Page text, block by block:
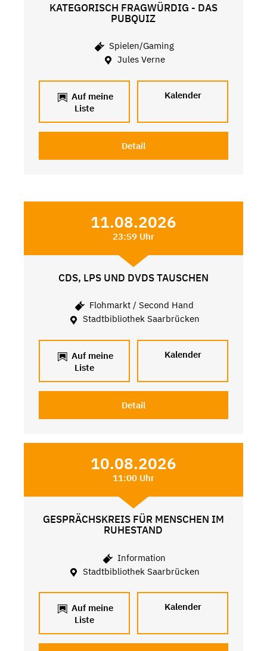
KATEGORISCH FRAGWÜRDIG - DAS
PUBQUIZ
Spielen/Gaming
Jules Verne
Auf meine
Liste
Kalender
Detail
11.08.2026
23:59 Uhr
CDS, LPS UND DVDS TAUSCHEN
Flohmarkt / Second Hand
Stadtbibliothek Saarbrücken
Auf meine
Liste
Kalender
Detail
10.08.2026
11:00 Uhr
GESPRÄCHSKREIS FÜR MENSCHEN IM
RUHESTAND
Information
Stadtbibliothek Saarbrücken
Auf meine
Liste
Kalender